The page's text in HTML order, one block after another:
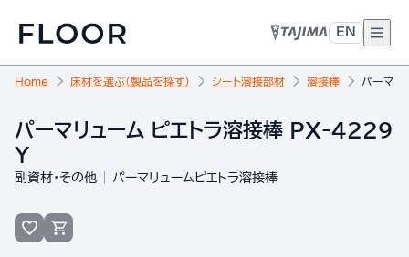
EN
Home 床材を選ぶ（製品を探す） シート溶接部材 溶接棒 パーマ
パーマリューム ピエトラ溶接棒 PX-4229
Y
副資材・その他 パーマリュームピエトラ溶接棒